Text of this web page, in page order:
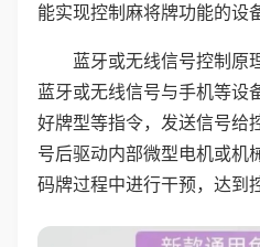
能实现控制麻将牌功能的设
蓝牙或无线信号控制原
蓝牙或无线信号与手机等设
好牌型等指令，发送信号给
号后驱动内部微型电机或机
码牌过程中进行干预，达到